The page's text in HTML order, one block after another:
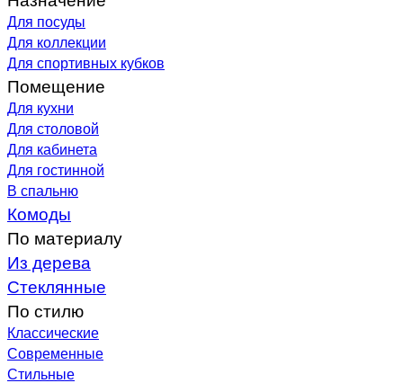
Для посуды
Для коллекции
Для спортивных кубков
Помещение
Для кухни
Для столовой
Для кабинета
Для гостинной
В спальню
Комоды
По материалу
Из дерева
Стеклянные
По стилю
Классические
Современные
Стильные